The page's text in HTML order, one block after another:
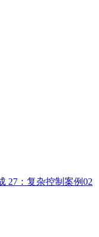
27：复杂控制案例02